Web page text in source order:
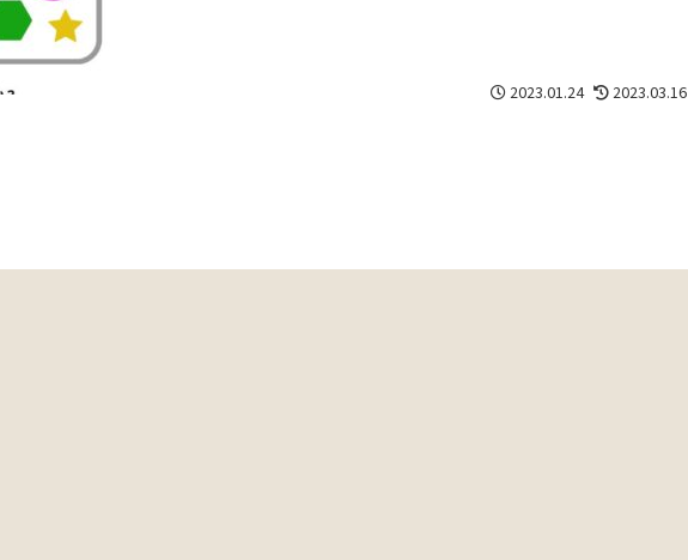
2023.01.24 2023.03.16